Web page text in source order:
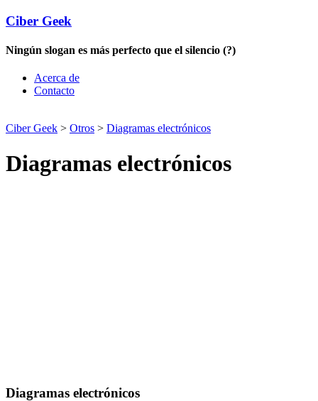
Ciber Geek
Ningún slogan es más perfecto que el silencio (?)
Acerca de
Contacto
Ciber Geek > Otros > Diagramas electrónicos
Diagramas electrónicos
Diagramas electrónicos